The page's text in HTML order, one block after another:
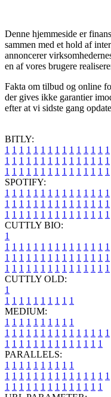
Denne hjemmeside er
sammen med et hold af
annoncerer
en af vores brugere
Fakta om tilbud og online
der gives ikke garantier
efter at vi sidste gang
BITLY:
1 1 1 1 1 1 1 1 1 1 1 1 1 1 1
1 1 1 1 1 1 1 1 1 1 1 1 1 1 1
1 1 1 1 1 1 1 1 1 1 1 1 1 1 1
SPOTIFY:
1 1 1 1 1 1 1 1 1 1 1 1 1 1 1
1 1 1 1 1 1 1 1 1 1 1 1 1 1 1
1 1 1 1 1 1 1 1 1 1 1 1 1 1 1
CUTTLY BIO:
1
1 1 1 1 1 1 1 1 1 1 1 1 1 1 1
1 1 1 1 1 1 1 1 1 1 1 1 1 1 1
1 1 1 1 1 1 1 1 1 1 1 1 1 1 1
CUTTLY OLD:
1
1 1 1 1 1 1 1 1 1 1
MEDIUM:
1 1 1 1 1 1 1 1 1 1
1 1 1 1 1 1 1 1 1 1 1 1 1 1 1
1 1 1 1 1 1 1 1 1 1 1 1 1 1
PARALLELS:
1 1 1 1 1 1 1 1 1 1
1 1 1 1 1 1 1 1 1 1 1 1 1 1 1
1 1 1 1 1 1 1 1 1 1 1 1 1 1